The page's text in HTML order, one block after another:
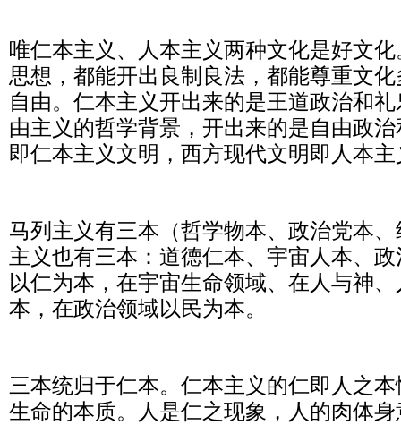
唯仁本主义、人本主义两种文化是好文
思想，都能开出良制良法，都能尊重文
自由。仁本主义开出来的是王道政治和
由主义的哲学背景，开出来的是自由政
即仁本主义文明，西方现代文明即人本
马列主义有三本（哲学物本、政治党本
主义也有三本：道德仁本、宇宙人本、
以仁为本，在宇宙生命领域、在人与神
本，在政治领域以民为本。
三本统归于仁本。仁本主义的仁即人之
生命的本质。人是仁之现象，人的肉体